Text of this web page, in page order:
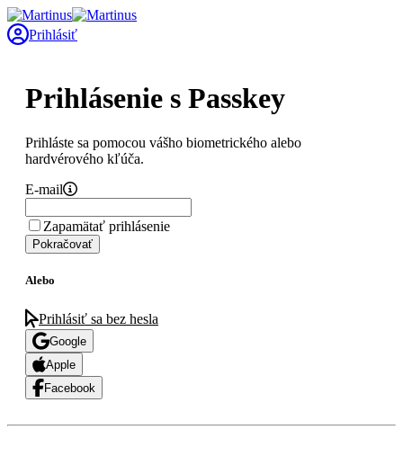
Prihlásiť
Prihlásenie s Passkey
Prihláste sa pomocou vášho biometrického alebo
hardvérového kľúča.
E-mail
Zapamätať prihlásenie
Pokračovať
Alebo
Prihlásiť sa bez hesla
Google
Apple
Facebook